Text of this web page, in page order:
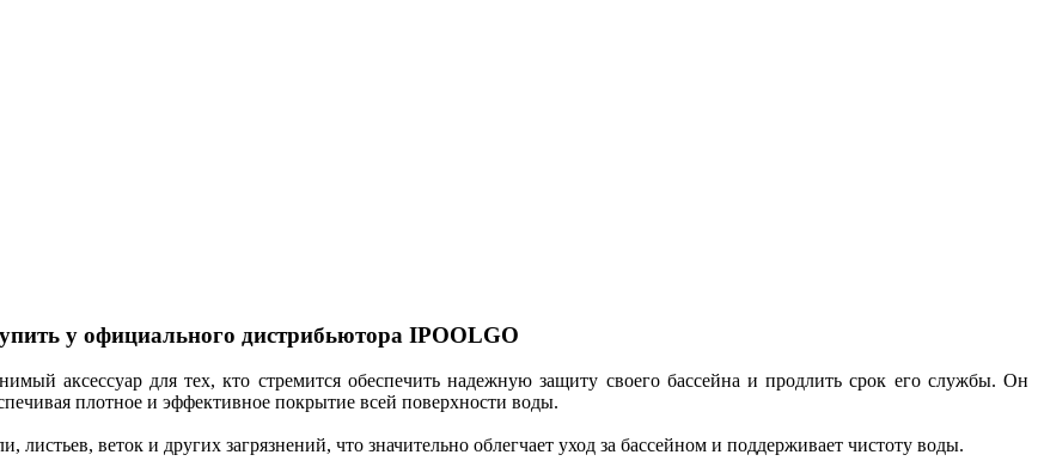
у официального дистрибьютора IPOOLGO
аксессуар для тех, кто стремится обеспечить надежную защиту своего бассейна и продлить срок его службы. Он
плотное и эффективное покрытие всей поверхности воды.
веток и других загрязнений, что значительно облегчает уход за бассейном и поддерживает чистоту воды.